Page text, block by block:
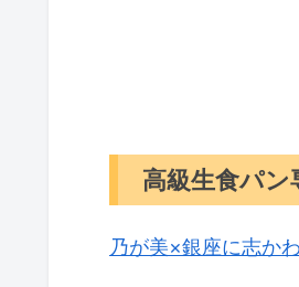
高級生食パ
乃が美×銀座に志か